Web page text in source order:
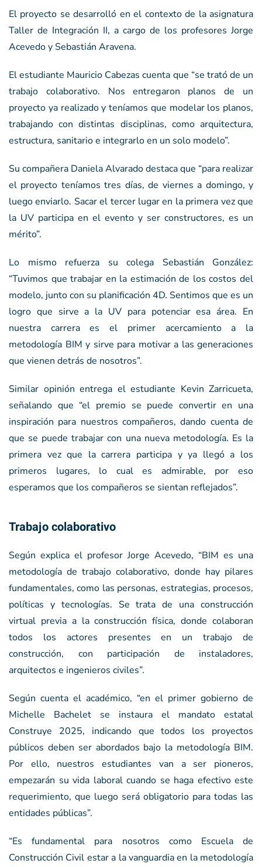
El proyecto se desarrolló en el contexto de la asignatura
Taller de Integración II, a cargo de los profesores Jorge
Acevedo y Sebastián Aravena.
El estudiante Mauricio Cabezas cuenta que “se trató de un
trabajo colaborativo. Nos entregaron planos de un
proyecto ya realizado y teníamos que modelar los planos,
trabajando con distintas disciplinas, como arquitectura,
estructura, sanitario e integrarlo en un solo modelo”.
Su compañera Daniela Alvarado destaca que “para realizar
el proyecto teníamos tres días, de viernes a domingo, y
luego enviarlo. Sacar el tercer lugar en la primera vez que
la UV participa en el evento y ser constructores, es un
mérito”.
Lo mismo refuerza su colega Sebastián González:
“Tuvimos que trabajar en la estimación de los costos del
modelo, junto con su planificación 4D. Sentimos que es un
logro que sirve a la UV para potenciar esa área. En
nuestra carrera es el primer acercamiento a la
metodología BIM y sirve para motivar a las generaciones
que vienen detrás de nosotros”.
Similar opinión entrega el estudiante Kevin Zarricueta,
señalando que “el premio se puede convertir en una
inspiración para nuestros compañeros, dando cuenta de
que se puede trabajar con una nueva metodología. Es la
primera vez que la carrera participa y ya llegó a los
primeros lugares, lo cual es admirable, por eso
esperamos que los compañeros se sientan reflejados”.
Trabajo colaborativo
Según explica el profesor Jorge Acevedo, “BIM es una
metodología de trabajo colaborativo, donde hay pilares
fundamentales, como las personas, estrategias, procesos,
políticas y tecnologías. Se trata de una construcción
virtual previa a la construcción física, donde colaboran
todos los actores presentes en un trabajo de
construcción, con participación de instaladores,
arquitectos e ingenieros civiles”.
Según cuenta el académico, “en el primer gobierno de
Michelle Bachelet se instaura el mandato estatal
Construye 2025, indicando que todos los proyectos
públicos deben ser abordados bajo la metodología BIM.
Por ello, nuestros estudiantes van a ser pioneros,
empezarán su vida laboral cuando se haga efectivo este
requerimiento, que luego será obligatorio para todas las
entidades públicas”.
“Es fundamental para nosotros como Escuela de
Construcción Civil estar a la vanguardia en la metodología